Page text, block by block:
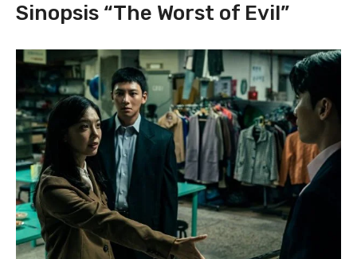
Sinopsis “The Worst of Evil”